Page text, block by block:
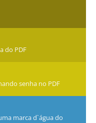
do PDF
senha no PDF
marca d`água do